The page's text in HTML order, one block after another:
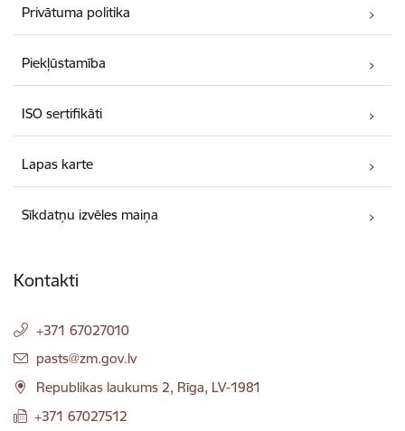
Privātuma politika
Piekļūstamība
ISO sertifikāti
Lapas karte
Sīkdatņu izvēles maiņa
Kontakti
+371 67027010
E-pasts:
pasts@zm.gov.lv
Republikas laukums 2, Rīga, LV-1981
+371 67027512